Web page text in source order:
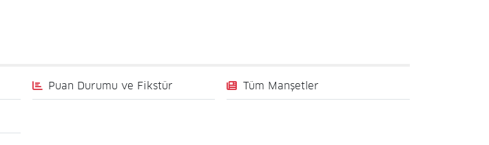
Puan Durumu ve Fikstür Tüm Manşetler